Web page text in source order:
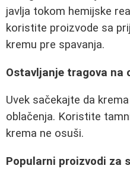
javlja tokom hemijske
koristite proizvode sa
kremu pre spavanja.
Ostavljanje tragova na
Uvek sačekajte da
oblačenja. Koristite
krema ne osuši.
Popularni proizvodi za